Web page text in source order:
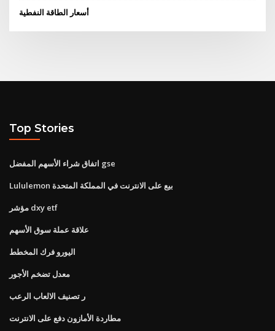
أسعار الطاقة النفطية
Top Stories
اتفاق شراء الأسهم المفضل gse
Lululemon بيع على الانترنت في المملكة المتحدة
مؤشر dxy etf
علاقة عملة سوق الأسهم
اليورو فرك المخطط
معدل تضخم الأجور
ر تصنيف الالعاب الرعب
مطاردة الأمازون دفع على الانترنت